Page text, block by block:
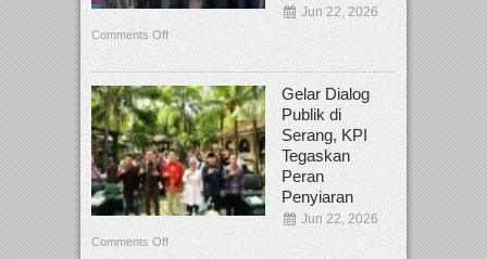
Jun 22, 2026
Comments Off
Gelar Dialog
Publik di
Serang, KPI
Tegaskan
Peran
Penyiaran
Jun 22, 2026
Comments Off